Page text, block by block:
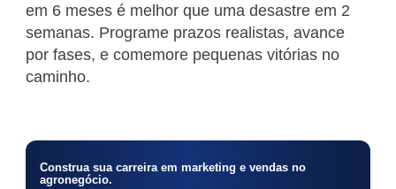
em 6 meses é melhor que uma desastre em 2
semanas. Programe prazos realistas, avance
por fases, e comemore pequenas vitórias no
caminho.
Construa sua carreira em marketing e vendas no
agronegócio.